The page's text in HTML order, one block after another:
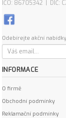
IČO: 86705342 | DIČ:
Odebírejte akční
INFORMACE
O firmě
Obchodní podmínky
Reklamační podmínky